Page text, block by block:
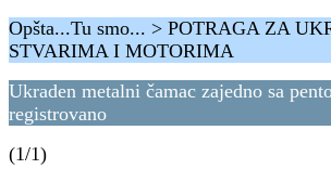
Opšta...Tu smo... > POTRAGA ZA
STVARIMA I MOTORIMA
Ukraden metalni čamac zajedno sa
registrovano
(1/1)